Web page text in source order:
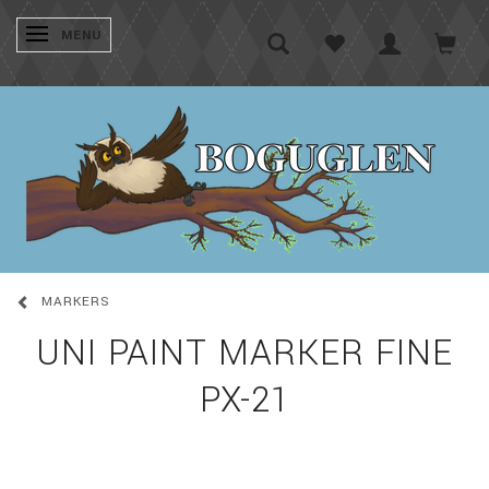
SKIFTE NAVIGATION
MENU
MARKERS
UNI PAINT MARKER FINE
PX-21